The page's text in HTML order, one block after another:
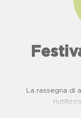
La rassegna di